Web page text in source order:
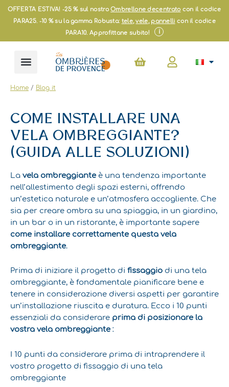
VaiOFFERTA ESTIVA! -25 % sul nostroOmbrellone decentratocon il codice
PARA25. -10 % su la gamma Robusta: tele,vele, pannelli con il codice
PARA10. Approfittane subito! i
Carrello
Home / Blog it
COME INSTALLARE UNA
VELA OMBREGGIANTE?
(GUIDA ALLE SOLUZIONI)
La vela ombreggiante è una tendenza importante
nell’allestimento degli spazi esterni, offrendo
un’estetica naturale e un’atmosfera accogliente. Che
sia per creare ombra su una spiaggia, in un giardino,
in un bar o in un ristorante, è importante sapere
come installare correttamente questa vela
ombreggiante.
Prima di iniziare il progetto di fissaggio di una tela
ombreggiante, è fondamentale pianificare bene e
tenere in considerazione diversi aspetti per garantire
un’installazione riuscita e duratura. Ecco i 10 punti
essenziali da considerare prima di posizionare la
vostra vela ombreggiante:
I 10 punti da considerare prima di intraprendere il
vostro progetto di fissaggio di una tela
ombreggiante